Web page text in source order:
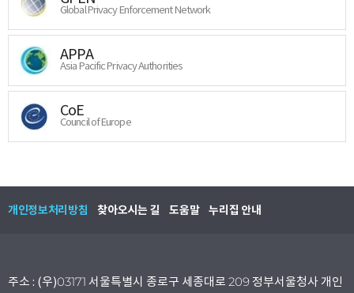
Global Privacy Enforcement Network
APPA
Asia Pacific Privacy Authorities
CoE
Council of Europe
개인정보처리방침 찾아오시는 길 도움말 누리집 안내
주소 : (우)03171 서울특별시 종로구 세종대로 209 정부서울청사 개인